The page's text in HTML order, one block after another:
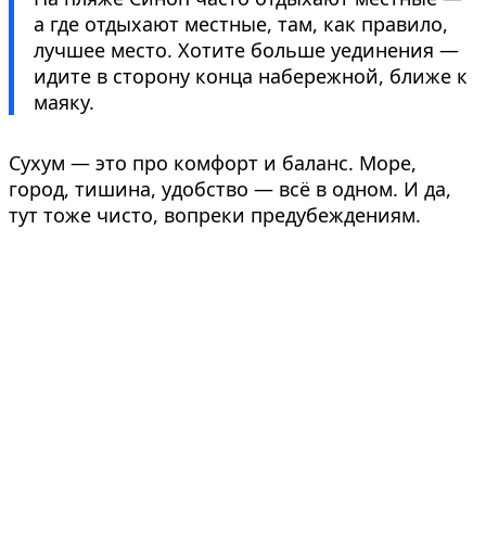
а где отдыхают местные, там, как правило,
лучшее место. Хотите больше уединения —
идите в сторону конца набережной, ближе к
маяку.
Сухум — это про комфорт и баланс. Море,
город, тишина, удобство — всё в одном. И да,
тут тоже чисто, вопреки предубеждениям.